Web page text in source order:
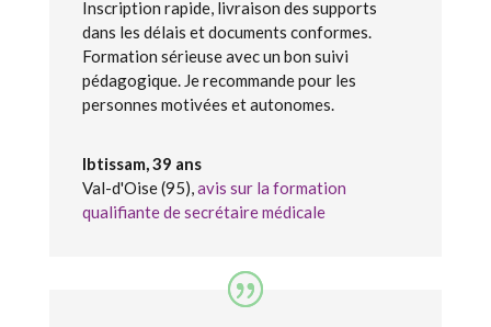
Inscription rapide, livraison des supports
dans les délais et documents conformes.
Formation sérieuse avec un bon suivi
pédagogique. Je recommande pour les
personnes motivées et autonomes.
Ibtissam, 39 ans
Val-d'Oise (95) avis sur la formation
qualifiante de secrétaire médicale